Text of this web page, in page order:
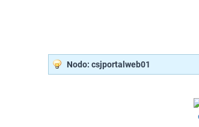
Nodo: csjportalweb01